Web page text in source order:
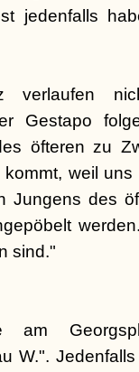
jedenfalls
verlaufen
Gestapo
öfteren zu
weil
Jungens des
sind."
am
W.".